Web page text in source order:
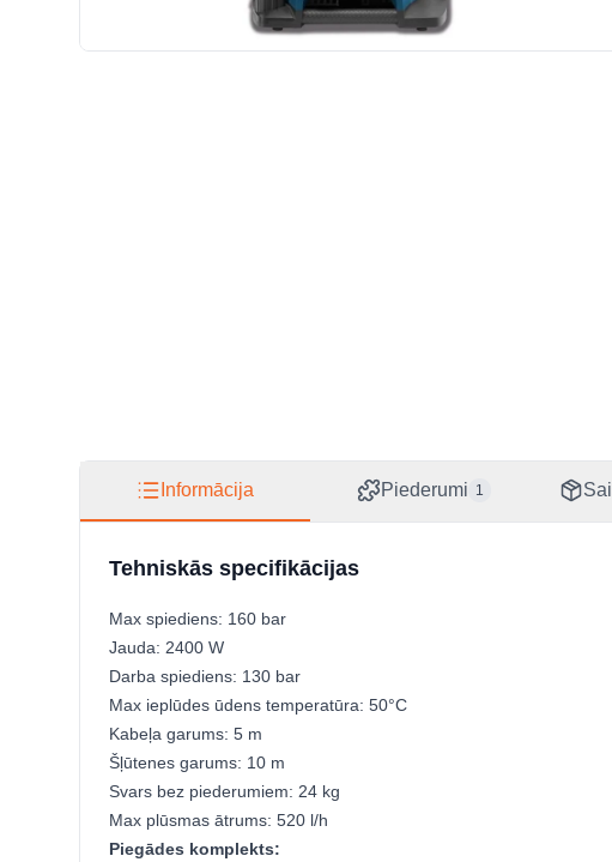
Informācija Piederumi 1
Tehniskās specifikācijas
Max spiediens: 160 bar
Jauda: 2400 W
Darba spiediens: 130 bar
Max ieplūdes ūdens temperatūra: 50°C
Kabeļa garums: 5 m
Šļūtenes garums: 10 m
Svars bez piederumiem: 24 kg
Max plūsmas ātrums: 520 l/h
Piegādes komplekts: